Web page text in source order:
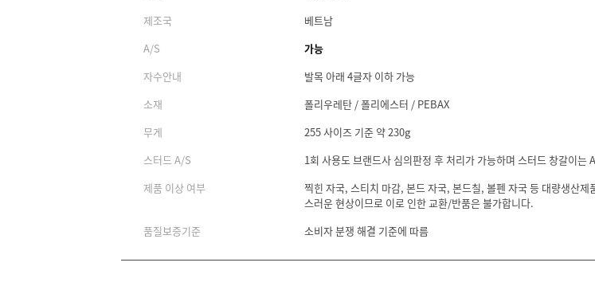
제조국
베트남
A/S
가능
자수안내
발목 아래 4글자 이하 가능
소재
폴리우레탄 / 폴리에스터 / PEBAX
무게
255 사이즈 기준 약 230g
스터드 A/S
1회 사용도 브랜드사 심의판정 후 처리가 가능하며 스터드 창갈이는
제품 이상 여부
찍힌 자국, 스티치 마감, 본드 자국, 본드칠, 볼펜 자국 등 대량생산
스러운 현상이므로 이로 인한 교환/반품은 불가합니다.
품질보증기준
소비자 분쟁 해결 기준에 따름